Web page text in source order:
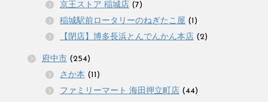
京王ストア 稲城店 (7)
稲城駅前ロータリーのねぎたこ屋 (1)
【閉店】博多長浜とんでんかん本店 (2)
府中市 (254)
さか本 (11)
ファミリーマート 海田押立町店 (44)